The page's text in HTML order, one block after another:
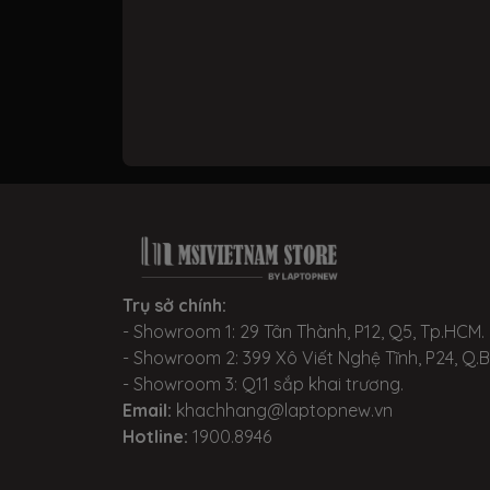
Trụ sở chính:
- Showroom 1: 29 Tân Thành, P12, Q5, Tp.HCM.
- Showroom 2: 399 Xô Viết Nghệ Tĩnh, P24,
- Showroom 3: Q11 sắp khai trương.
Email: khachhang@laptopnew.vn
Hotline: 1900.8946